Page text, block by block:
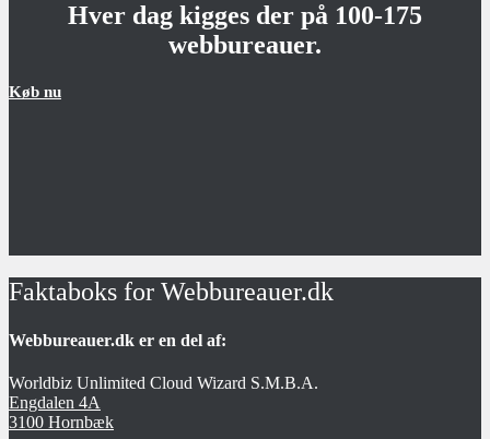
Hver dag kigges der på 100-175
webbureauer.
Køb nu
Faktaboks for Webbureauer.dk
Webbureauer.dk er en del af:
Worldbiz Unlimited Cloud Wizard S.M.B.A.
Engdalen 4A
3100 Hornbæk